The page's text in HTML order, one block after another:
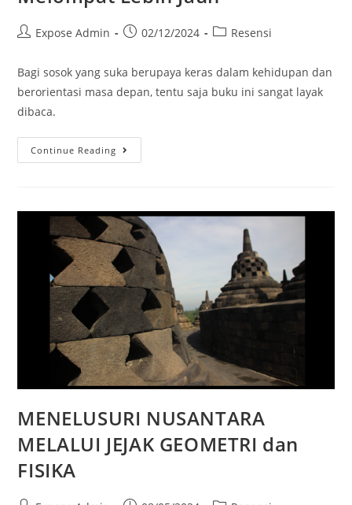
Expose Admin 02/12/2024 Resensi
Bagi sosok yang suka berupaya keras dalam kehidupan dan
berorientasi masa depan, tentu saja buku ini sangat layak
dibaca.
Continue Reading
MENELUSURI NUSANTARA
MELALUI JEJAK GEOMETRI dan
FISIKA